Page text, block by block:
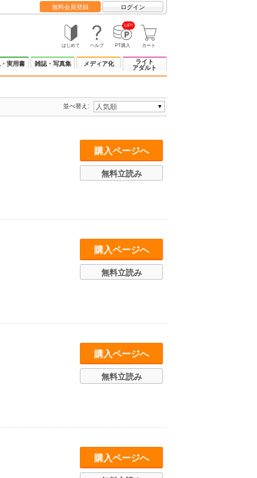
無料会員登録 ログイン
はじめて ヘルプ
UP!
PT購入 カート
実用書 雑誌・写真集 メディア化
ライト
アダルト
並べ替え:
購入ページへ
無料立読み
購入ページへ
無料立読み
購入ページへ
無料立読み
購入ページへ